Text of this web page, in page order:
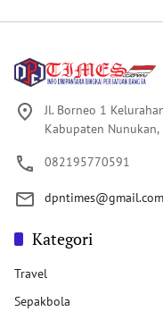
Jl. Borneo 1
Kabupaten
082195770591
dpntimes@gmail.com
Kategori
Travel
Sepakbola